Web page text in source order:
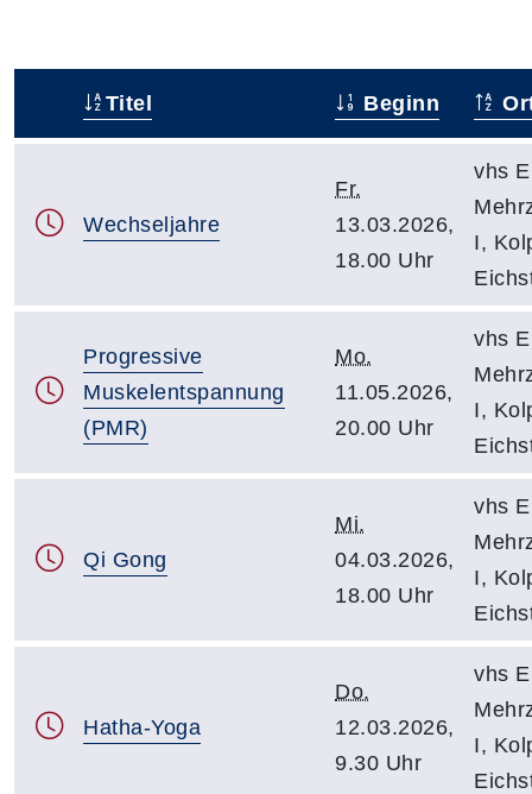
Titel Beginn
Wechseljahre
Fr.
13.03.2026,
18.00 Uhr
vhs
I,
Progressive
Muskelentspannung
(PMR)
Mo.
11.05.2026,
20.00 Uhr
vhs
I,
Qi Gong
Mi.
04.03.2026,
18.00 Uhr
vhs
I,
Hatha-Yoga
Do.
12.03.2026,
9.30 Uhr
vhs
I,